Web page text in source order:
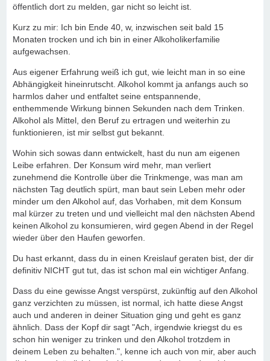
öffentlich dort zu melden, gar nicht so leicht ist.
Kurz zu mir: Ich bin Ende 40, w, inzwischen seit bald 15
Monaten trocken und ich bin in einer Alkoholikerfamilie
aufgewachsen.
Aus eigener Erfahrung weiß ich gut, wie leicht man in so eine
Abhängigkeit hineinrutscht. Alkohol kommt ja anfangs auch so
harmlos daher und entfaltet seine entspannende,
enthemmende Wirkung binnen Sekunden nach dem Trinken.
Alkohol als Mittel, den Beruf zu ertragen und weiterhin zu
funktionieren, ist mir selbst gut bekannt.
Wohin sich sowas dann entwickelt, hast du nun am eigenen
Leibe erfahren. Der Konsum wird mehr, man verliert
zunehmend die Kontrolle über die Trinkmenge, was man am
nächsten Tag deutlich spürt, man baut sein Leben mehr oder
minder um den Alkohol auf, das Vorhaben, mit dem Konsum
mal kürzer zu treten und und vielleicht mal den nächsten Abend
keinen Alkohol zu konsumieren, wird gegen Abend in der Regel
wieder über den Haufen geworfen.
Du hast erkannt, dass du in einen Kreislauf geraten bist, der dir
definitiv NICHT gut tut, das ist schon mal ein wichtiger Anfang.
Dass du eine gewisse Angst verspürst, zukünftig auf den Alkohol
ganz verzichten zu müssen, ist normal, ich hatte diese Angst
auch und anderen in deiner Situation ging und geht es ganz
ähnlich. Dass der Kopf dir sagt "Ach, irgendwie kriegst du es
schon hin weniger zu trinken und den Alkohol trotzdem in
deinem Leben zu behalten.", kenne ich auch von mir, aber auch